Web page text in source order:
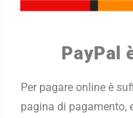
PayPal
Per pagare online è
pagina di pagamento,